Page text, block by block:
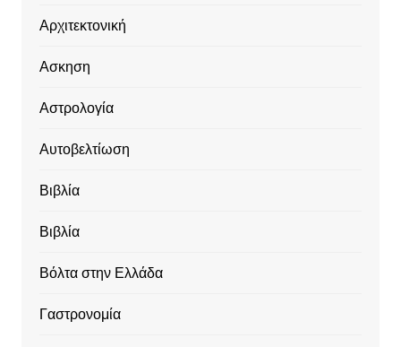
Αρχιτεκτονική
Ασκηση
Αστρολογία
Αυτοβελτίωση
Βιβλία
Βιβλία
Βόλτα στην Ελλάδα
Γαστρονομία